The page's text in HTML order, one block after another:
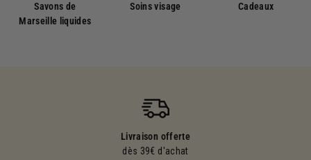
Savons de
Marseille liquides
Soins visage Cadeaux
Livraison offerte
dès 39€ d'achat